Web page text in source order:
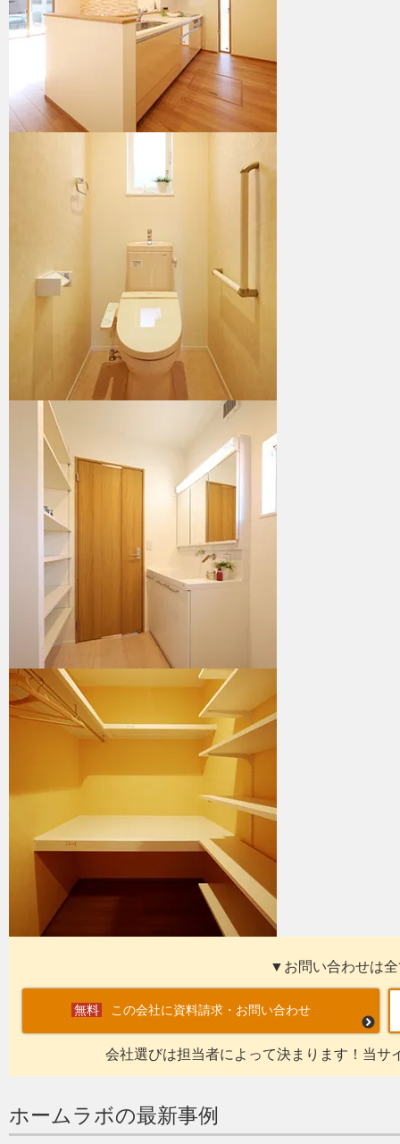
▼お問い合わせは
この会社に資料請求・お問い合わせ
会社選びは担当者によって決まります！当サ
ホームラボの最新事例